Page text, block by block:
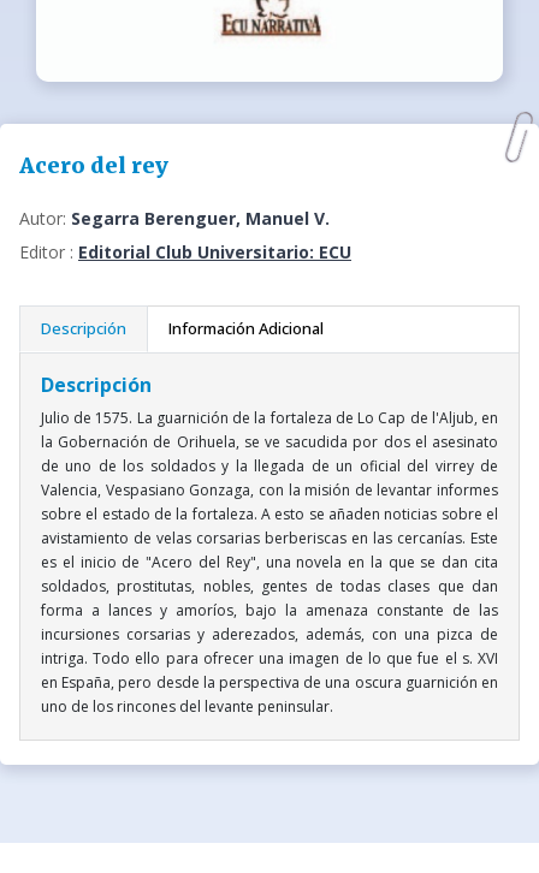
Acero del rey
Autor: Segarra Berenguer, Manuel V.
Editor : Editorial Club Universitario: ECU
Descripción Información Adicional
Descripción
Julio de 1575. La guarnición de la fortaleza de Lo Cap de l'Aljub, en
la Gobernación de Orihuela, se ve sacudida por dos el asesinato
de uno de los soldados y la llegada de un oficial del virrey de
Valencia, Vespasiano Gonzaga, con la misión de levantar informes
sobre el estado de la fortaleza. A esto se añaden noticias sobre el
avistamiento de velas corsarias berberiscas en las cercanías. Este
es el inicio de "Acero del Rey", una novela en la que se dan cita
soldados, prostitutas, nobles, gentes de todas clases que dan
forma a lances y amoríos, bajo la amenaza constante de las
incursiones corsarias y aderezados, además, con una pizca de
intriga. Todo ello para ofrecer una imagen de lo que fue el s. XVI
en España, pero desde la perspectiva de una oscura guarnición en
uno de los rincones del levante peninsular.